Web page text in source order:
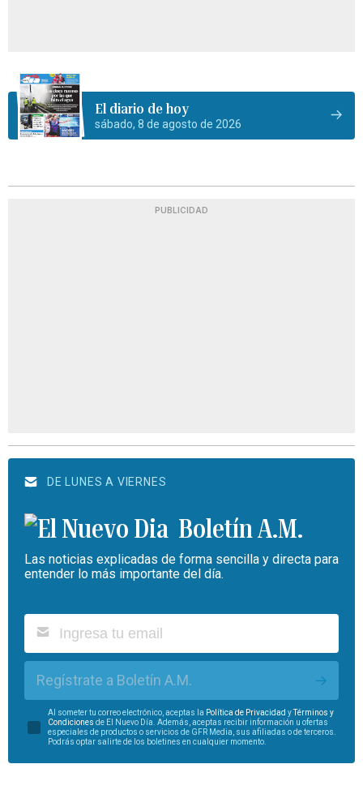
El diario de hoy
sábado, 8 de agosto de 2026
PUBLICIDAD
DE LUNES A VIERNES
Boletín A.M.
Las noticias explicadas de forma sencilla y directa para
entender lo más importante del día.
Regístrate a Boletín A.M.
Al someter tu correo electrónico, aceptas la Política de Privacidad yTérminos y
Condiciones de El Nuevo Día. Además, aceptas recibir información u ofertas
especiales de productos o servicios de GFR Media, sus afiliadas o de terceros.
Podrás optar salirte de los boletines en cualquier momento.